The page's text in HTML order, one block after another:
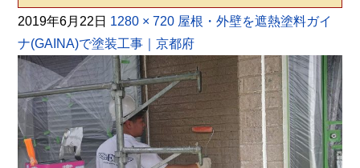
2019年6月22日 1280 × 720 屋根・外壁を遮熱塗料ガイ
ナ(GAINA)で塗装工事｜京都府